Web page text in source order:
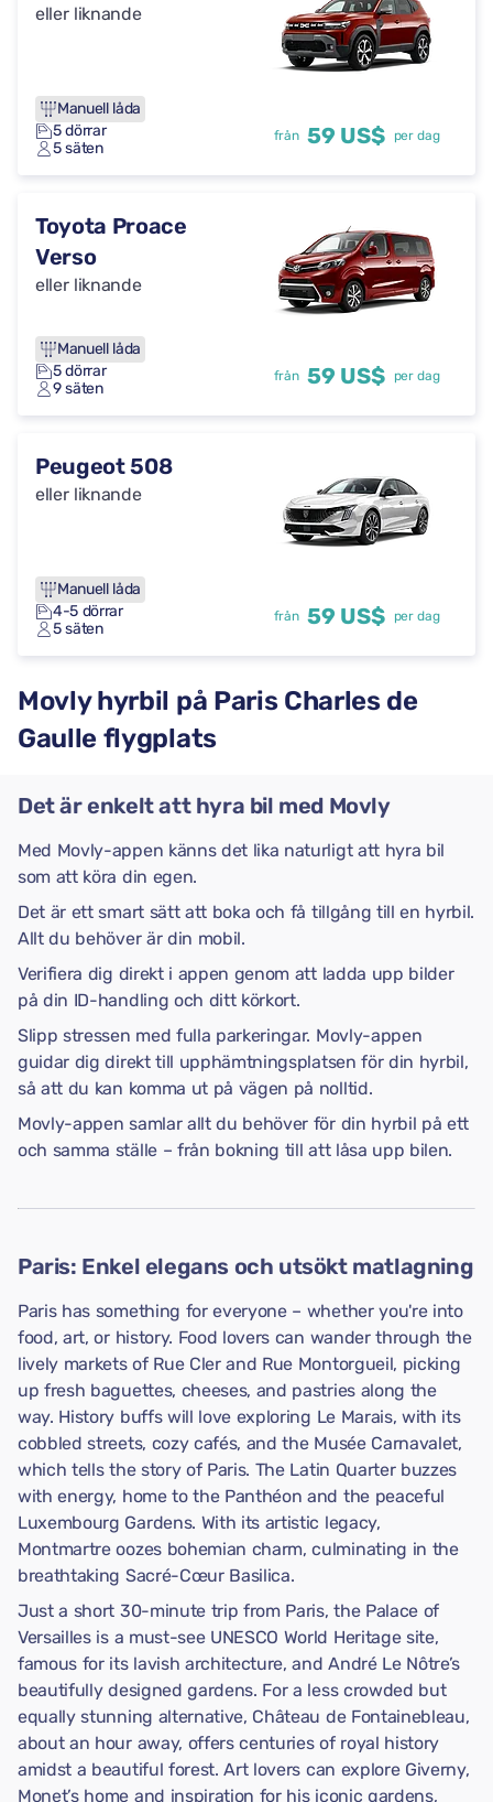
eller liknande
Manuell låda
5 dörrar
5 säten
från 59 US$ per dag
Toyota Proace
Verso
eller liknande
Manuell låda
5 dörrar
9 säten
från 59 US$ per dag
Peugeot 508
eller liknande
Manuell låda
4-5 dörrar
5 säten
från 59 US$ per dag
Movly hyrbil på Paris Charles de
Gaulle flygplats
Det är enkelt att hyra bil med Movly
Med Movly-appen känns det lika naturligt att hyra bil
som att köra din egen.
Det är ett smart sätt att boka och få tillgång till en hyrbil.
Allt du behöver är din mobil.
Verifiera dig direkt i appen genom att ladda upp bilder
på din ID-handling och ditt körkort.
Slipp stressen med fulla parkeringar. Movly-appen
guidar dig direkt till upphämtningsplatsen för din hyrbil,
så att du kan komma ut på vägen på nolltid.
Movly-appen samlar allt du behöver för din hyrbil på ett
och samma ställe – från bokning till att låsa upp bilen.
Paris: Enkel elegans och utsökt matlagning
Paris has something for everyone – whether you're into
food, art, or history. Food lovers can wander through the
lively markets of Rue Cler and Rue Montorgueil, picking
up fresh baguettes, cheeses, and pastries along the
way. History buffs will love exploring Le Marais, with its
cobbled streets, cozy cafés, and the Musée Carnavalet,
which tells the story of Paris. The Latin Quarter buzzes
with energy, home to the Panthéon and the peaceful
Luxembourg Gardens. With its artistic legacy,
Montmartre oozes bohemian charm, culminating in the
breathtaking Sacré-Cœur Basilica.
Just a short 30-minute trip from Paris, the Palace of
Versailles is a must-see UNESCO World Heritage site,
famous for its lavish architecture, and André Le Nôtre’s
beautifully designed gardens. For a less crowded but
equally stunning alternative, Château de Fontainebleau,
about an hour away, offers centuries of royal history
amidst a beautiful forest. Art lovers can explore Giverny,
Monet’s home and inspiration for his iconic gardens,